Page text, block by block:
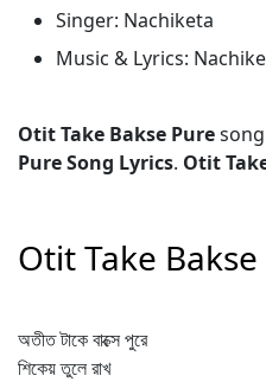
Singer: Nachiketa
Music & Lyrics:
Otit Take Bakse Pure
Pure Song Lyrics. Otit
Otit Take
অতীত টাকে বাক্সে পুরে
শিকেয় তুলে রাখ